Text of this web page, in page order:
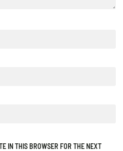
IN THIS BROWSER FOR THE NEXT